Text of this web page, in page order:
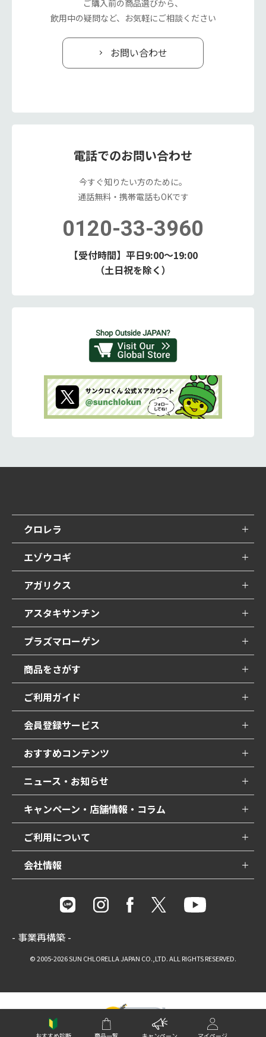
ご購入前の商品選びから、
飲用中の疑問など、お気軽にご相談ください
お問い合わせ
電話でのお問い合わせ
今すぐ知りたい方のために。
通話無料・携帯電話もOKです
0120-33-3960
【受付時間】平日9:00～19:00
（土日祝を除く）
クロレラ
エゾウコギ
アガリクス
アスタキサンチン
プラズマローゲン
商品をさがす
ご利用ガイド
会員登録サービス
おすすめコンテンツ
ニュース・お知らせ
キャンペーン・店舗情報・コラム
ご利用について
会社情報
- 事業再構築 -
© 2005-2026 SUN CHLORELLA JAPAN CO.,LTD. ALL RIGHTS RESERVED.